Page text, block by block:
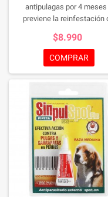
antipulagas por 4 meses
previene la reinfestación
$8.990
COMPRAR